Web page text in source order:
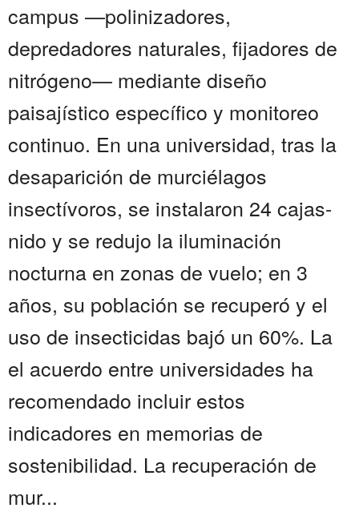
campus —polinizadores,
depredadores naturales, fijadores de
nitrógeno— mediante diseño
paisajístico específico y monitoreo
continuo. En una universidad, tras la
desaparición de murciélagos
insectívoros, se instalaron 24 cajas-
nido y se redujo la iluminación
nocturna en zonas de vuelo; en 3
años, su población se recuperó y el
uso de insecticidas bajó un 60%. La
el acuerdo entre universidades ha
recomendado incluir estos
indicadores en memorias de
sostenibilidad. La recuperación de
mur...